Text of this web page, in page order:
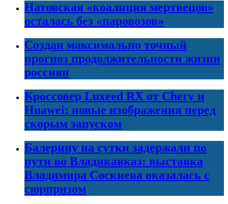
Натовская «коалиция мертвецов»
осталась без «паровозов»
Создан максимально точный
прогноз продолжительности жизни
россиян
Кроссовер Luxeed RX от Chery и
Huawei: новые изображения перед
скорым запуском
Балерину на сутки задержали по
пути во Владикавказ: выставка
Владимира Соскиева оказалась с
сюрпризом